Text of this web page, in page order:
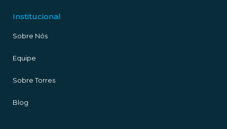
Institucional
Sobre Nós
Equipe
Sobre Torres
Blog